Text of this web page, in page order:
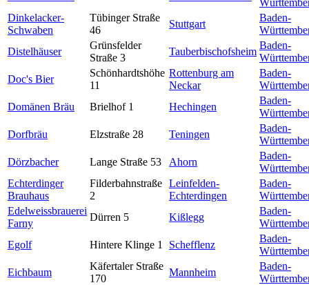
Dinkelacker-
Schwaben
Tübinger Straße
46
Stuttgart
Baden-
Distelhäuser
Grünsfelder
Straße 3
Tauberbischofsheim
Baden-
Doc's Bier
Schönhardtshöhe
11
Rottenburg am
Neckar
Baden-
Domänen Bräu
Brielhof 1 Hechingen
Baden-
Dorfbräu
Elzstraße 28 Teningen
Baden-
Dörzbacher
Lange Straße 53 Ahorn
Baden-
Echterdinger
Brauhaus
Filderbahnstraße
2
Leinfelden-
Echterdingen
Baden-
Edelweissbrauerei
Farny
Dürren 5 Kißlegg
Baden-
Egolf
Hintere Klinge 1 Schefflenz
Baden-
Eichbaum
Käfertaler Straße
170
Mannheim
Baden-